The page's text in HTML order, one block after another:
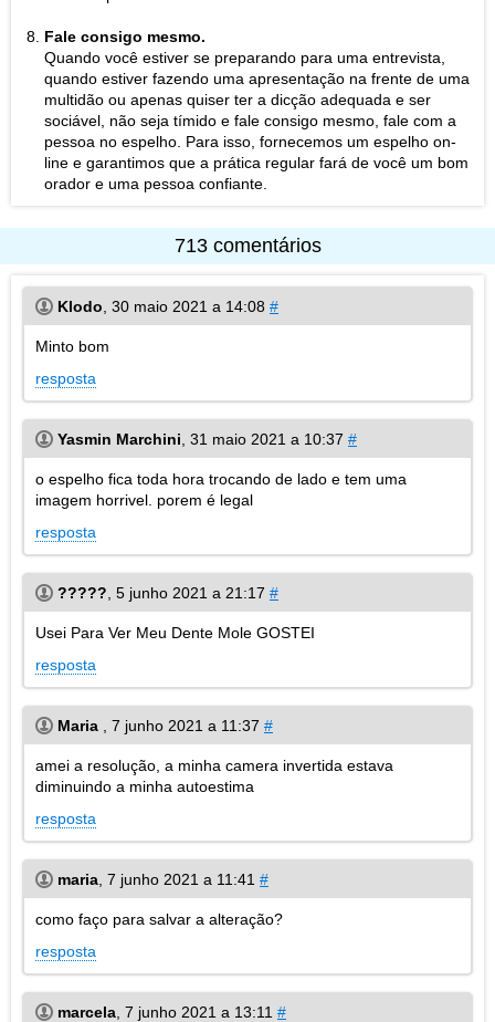
Fale consigo mesmo.
Quando você estiver se preparando para uma entrevista,
quando estiver fazendo uma apresentação na frente de uma
multidão ou apenas quiser ter a dicção adequada e ser
sociável, não seja tímido e fale consigo mesmo, fale com a
pessoa no espelho. Para isso, fornecemos um espelho on-
line e garantimos que a prática regular fará de você um bom
orador e uma pessoa confiante.
713 comentários
Klodo 30 maio 2021 a 14:08 #
Minto bom
resposta
Yasmin Marchini 31 maio 2021 a 10:37 #
o espelho fica toda hora trocando de lado e tem uma
imagem horrivel. porem é legal
resposta
????? 5 junho 2021 a 21:17 #
Usei Para Ver Meu Dente Mole GOSTEI
resposta
Maria 7 junho 2021 a 11:37 #
amei a resolução, a minha camera invertida estava
diminuindo a minha autoestima
resposta
maria 7 junho 2021 a 11:41 #
como faço para salvar a alteração?
resposta
marcela 7 junho 2021 a 13:11 #